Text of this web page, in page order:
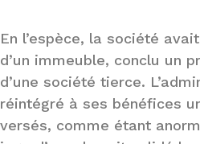
En l’espèce, la société
d’un immeuble, conclu un
d’une société tierce.
réintégré à ses bénéfices
versés, comme étant